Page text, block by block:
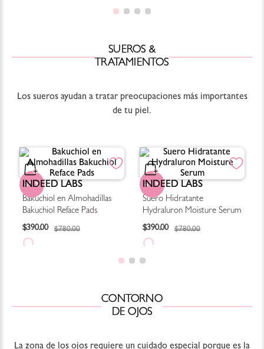
SUEROS &
TRATAMIENTOS
Los sueros ayudan a tratar preocupaciones más importantes
de tu piel.
50 %
INDEED LABS
Bakuchiol en Almohadillas
Bakuchiol Reface Pads
$390.00 $780.00
50 %
INDEED LABS
Suero Hidratante
Hydraluron Moisture Serum
$390.00 $780.00
CONTORNO
DE OJOS
La zona de los ojos requiere un cuidado especial porque es la